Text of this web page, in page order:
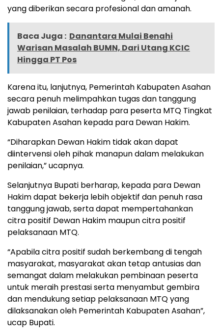
yang diberikan secara profesional dan amanah.
Baca Juga : Danantara Mulai Benahi
Warisan Masalah BUMN, Dari Utang KCIC
Hingga PT Pos
Karena itu, lanjutnya, Pemerintah Kabupaten Asahan
secara penuh melimpahkan tugas dan tanggung
jawab penilaian, terhadap para peserta MTQ Tingkat
Kabupaten Asahan kepada para Dewan Hakim.
“Diharapkan Dewan Hakim tidak akan dapat
diintervensi oleh pihak manapun dalam melakukan
penilaian,” ucapnya.
Selanjutnya Bupati berharap, kepada para Dewan
Hakim dapat bekerja lebih objektif dan penuh rasa
tanggung jawab, serta dapat mempertahankan
citra positif Dewan Hakim maupun citra positif
pelaksanaan MTQ.
“Apabila citra positif sudah berkembang di tengah
masyarakat, masyarakat akan tetap antusias dan
semangat dalam melakukan pembinaan peserta
untuk meraih prestasi serta menyambut gembira
dan mendukung setiap pelaksanaan MTQ yang
dilaksanakan oleh Pemerintah Kabupaten Asahan”,
ucap Bupati.